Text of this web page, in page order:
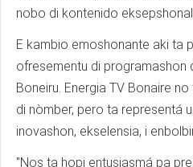
nobo di kontenido eksepshonal
E kambio emoshonante aki ta
ofresementu di programashon
Boneiru. Energia TV Bonaire
di nòmber, pero ta representá
inovashon, ekselensia, i
"Nos ta hopi entusiasmá pa